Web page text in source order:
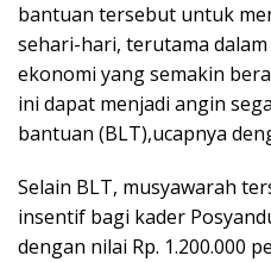
bantuan tersebut untuk
sehari-hari, terutama
ekonomi yang semakin
ini dapat menjadi angin
bantuan (BLT),ucapnya
Selain BLT, musyawarah
insentif bagi kader
dengan nilai Rp. 1.200.000